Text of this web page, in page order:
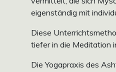
eigenständig mit
Diese
tiefer in die Meditation
Die Yogapraxis des